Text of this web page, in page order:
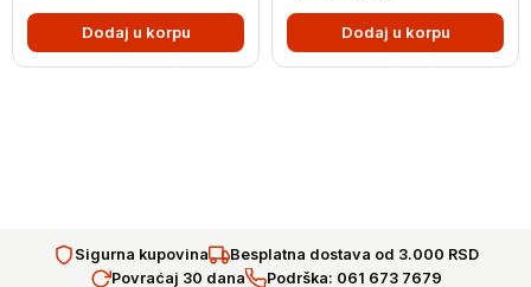
Dodaj u korpu Dodaj u korpu
Sigurna kupovina
Besplatna dostava od 3.000 RSD
Povraćaj 30 dana
Podrška: 061 673 7679